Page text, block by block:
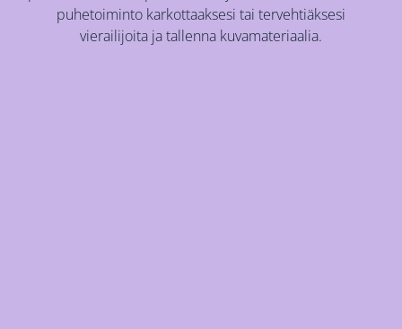
puhetoiminto karkottaaksesi tai tervehtiäksesi
vierailijoita ja tallenna kuvamateriaalia.